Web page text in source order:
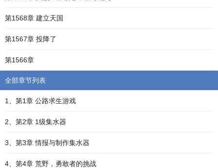
第1568章 建立天国
第1567章 投降了
第1566章
全部章节列表
1、第1章 公路求生游戏
2、第2章 1级集水器
3、第3章 情报与制作集水器
4、第4章 荒野，勇敢者的挑战